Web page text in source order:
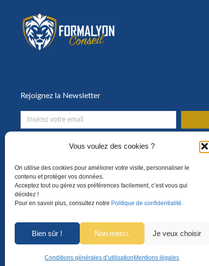
Vous voulez des cookies ?
On utilise des cookies pour améliorer votre visite, personnaliser le
contenu et protéger vos données.
Acceptez tout ou gérez vos préférences facilement, c’est vous qui
décidez !
Pour en savoir plus, consultez notre Politique de confidentialité.
Bien sûr ! Non merci. Je veux choisir
Conditions générales d’utilisation Mentions légales
Rejoignez la Newsletter
Toute l’actualité de la formation en entreprise !